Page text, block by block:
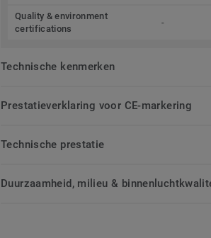
Quality & environment
certifications
-
Technische kenmerken
Prestatieverklaring voor CE-markering
Technische prestatie
Duurzaamheid, milieu &